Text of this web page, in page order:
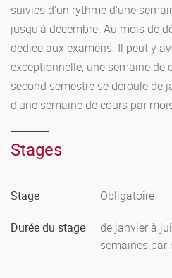
Le redoublement se fait sur
lequel tient par ailleurs compte
entreprise pour les alternants.
administratives sont autorisées.
suivies d'un rythme d'une
jusqu'à décembre. Au mois de
dédiée aux examens. Il peut y
exceptionnelle, une semaine de
second semestre se déroule de
d'une semaine de cours par
Stages
Stage Obligatoire
Durée du stage
de janvier à
semaines par